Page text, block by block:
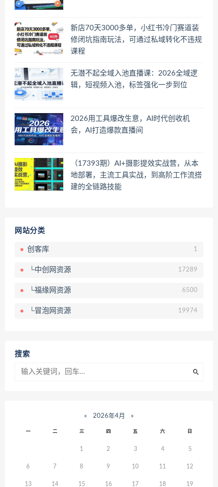
新店70天3000多单，小红书冷门赛道装
修闭坑指南玩法，可通过私域转化不违规
课程
无潜不起全域入池直播课：2026全域逻
辑，短视频入池，标签强化一步到位
2026用工具爆改生意，AI时代创收机
会，AI打造爆款直播间
（17393期）AI+摄影提效实战营，从本
地部署，主流工具实战，到高阶工作流搭
建的全链路技能
网站分类
创客库 1
└中创网资源 17289
└福缘网资源 6500
└冒泡网资源 19974
搜索
« 2026年4月 »
一 二 三 四 五 六 日
1 2 3 4 5
6 7 8 9 10 11 12
13 14 15 16 17 18 19